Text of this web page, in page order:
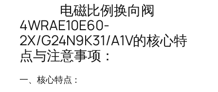
电磁比例换向阀
4WRAE10E60-
2X/G24N9K31/A1V的核心特
点与注意事项：
一、核心特点：